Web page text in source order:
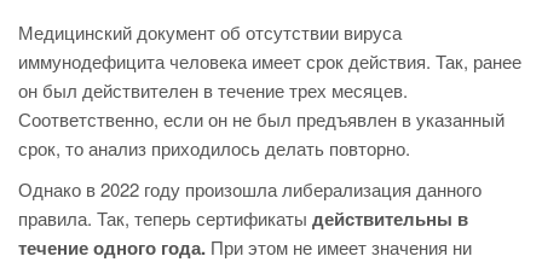
Медицинский документ об отсутствии вируса
иммунодефицита человека имеет срок действия. Так, ранее
он был действителен в течение трех месяцев.
Соответственно, если он не был предъявлен в указанный
срок, то анализ приходилось делать повторно.
Однако в 2022 году произошла либерализация данного
правила. Так, теперь сертификаты действительны в
течение одного года. При этом не имеет значения ни